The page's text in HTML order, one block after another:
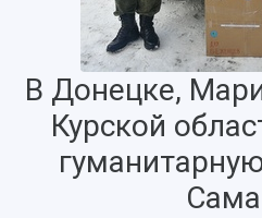
В Донецке,
Курской